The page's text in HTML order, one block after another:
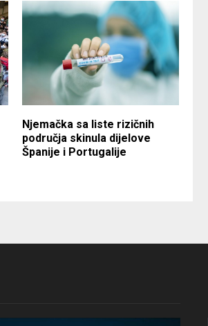
Njemačka sa liste rizičnih
područja skinula dijelove
Španije i Portugalije